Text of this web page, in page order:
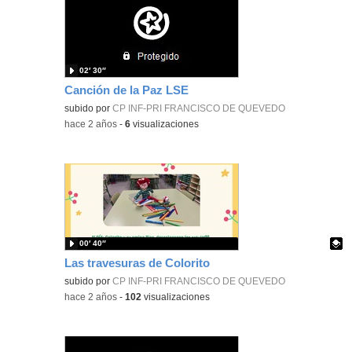
Canción de la Paz LSE
subido porCP INF-PRI FRANCISCO DE QUEVEDO
02′ 30″
-hace 2 años -6 visualizaciones
Las travesuras de Colorito
Contenido educativo.
subido porCP INF-PRI FRANCISCO DE QUEVEDO
00′ 40″
-hace 2 años -102 visualizaciones